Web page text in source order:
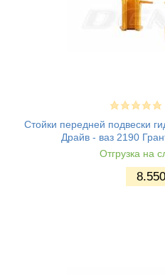
Стойки передней подвески
Драйв - ваз 2190
Отгрузка на
8.550